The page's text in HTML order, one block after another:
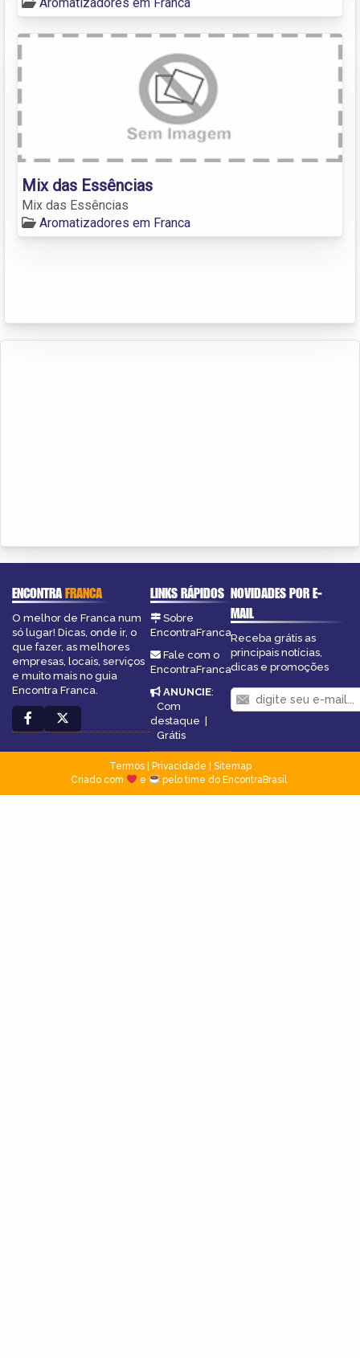
Mix das Essências
Mix das Essências
Aromatizadores em Franca
ENCONTRAFRANCA
O melhor de Franca num
só lugar! Dicas, onde ir, o
que fazer, as melhores
empresas, locais, serviços
e muito mais no guia
Encontra Franca.
LINKS RÁPIDOS
Sobre
EncontraFranca
Fale com o
EncontraFranca
ANUNCIE:
Com
destaque |
Grátis
NOVIDADES POR E-
MAIL
Receba grátis as
principais notícias,
dicas e promoções
Termos| Privacidade
Sitemap
Criado com
e pelo time do EncontraBrasil